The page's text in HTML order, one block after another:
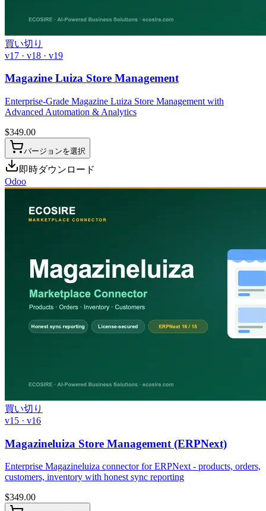
買い切り
v17 · v18 · v19
Magazine Luiza Store Management
Enterprise-Grade Magazine Luiza Store Management with
Advanced Automation & Analytics
$349.00
バージョンを選択
即時ダウンロード
Odoo
買い切り
v15 · v16
Magazineluiza Store Management (ERPNext)
Enterprise Magazineluiza connector for ERPNext - products, orders,
customers, inventory with honest sync reporting
$349.00